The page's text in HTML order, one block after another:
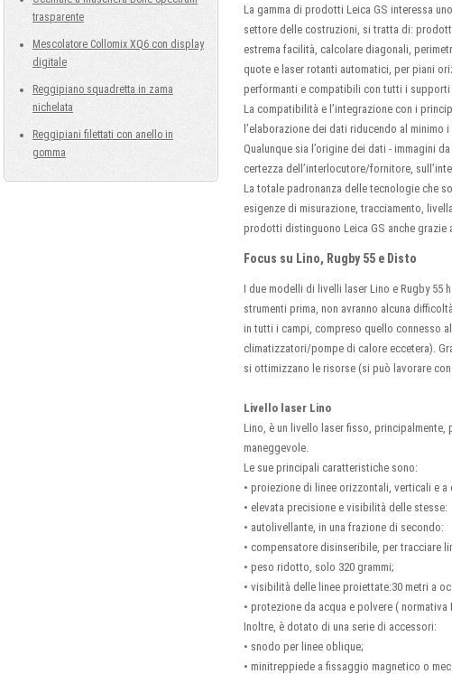
trasparente
Mescolatore Collomix XQ6 con display
digitale
Reggipiano squadretta in zama
nichelata
Reggipiani filettati con anello in
gomma
La gamma di prodotti Leica GS interessa
settore delle costruzioni, si tratta di:
estrema facilità, calcolare diagonali,
quote e laser rotanti automatici, per piani
performanti e compatibili con tutti i supporti
La compatibilità e l’integrazione con i
l’elaborazione dei dati riducendo al
Qualunque sia l’origine dei dati - immagini
certezza dell’interlocutore/fornitore,
La totale padronanza delle tecnologie che
esigenze di misurazione, tracciamento,
prodotti distinguono Leica GS anche
Focus su Lino, Rugby 55 e Disto
I due modelli di livelli laser Lino e Rugby 55
strumenti prima, non avranno alcuna
in tutti i campi, compreso quello connesso
climatizzatori/pompe di calore eccetera).
si ottimizzano le risorse (si può lavorare
Livello laser Lino
Lino, è un livello laser fisso, principalmente,
maneggevole.
Le sue principali caratteristiche sono:
• proiezione di linee orizzontali, verticali e a
• elevata precisione e visibilità delle stesse:
• autolivellante, in una frazione di secondo:
• compensatore disinseribile, per tracciare
• peso ridotto, solo 320 grammi;
• visibilità delle linee proiettate:30 metri a
• protezione da acqua e polvere ( normativa
Inoltre, è dotato di una serie di accessori:
• snodo per linee oblique;
• minitreppiede a fissaggio magnetico o